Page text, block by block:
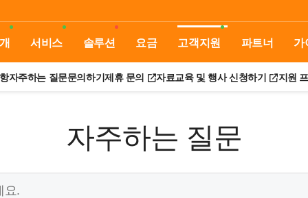
서비스 솔루션 요금 고객지원 파트너 가
자주하는 질문문의하기제휴 문의 자료교육 및 행사 신청하기 지원
자주하는 질문